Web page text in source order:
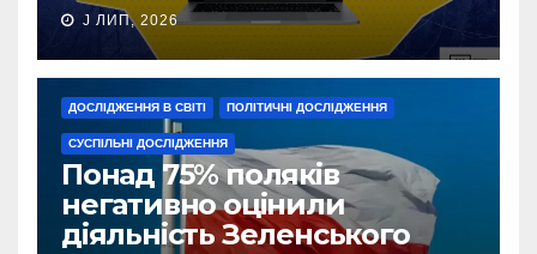
J ЛИП, 2026
ДОСЛІДЖЕННЯ В СВІТІ ПОЛІТИЧНІ ДОСЛІДЖЕННЯ
СУСПІЛЬНІ ДОСЛІДЖЕННЯ
Понад 75% поляків
негативно оцінили
діяльність Зеленського